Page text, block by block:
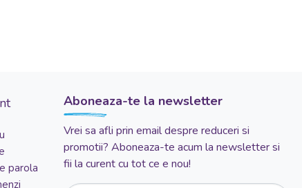
parola
Aboneaza-te la newsletter
Vrei sa afli prin email despre reduceri si
promotii? Aboneaza-te acum la newsletter si
fii la curent cu tot ce e nou!